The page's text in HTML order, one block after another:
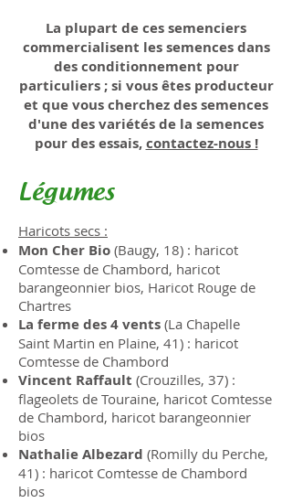
La plupart de ces semenciers
commercialisent les semences dans
des conditionnement pour
particuliers ; si vous êtes producteur
et que vous cherchez des semences
d'une des variétés de la semences
pour des essais,contactez-nous !
Légumes
Haricots secs :
Mon Cher Bio (Baugy, 18) : haricot
Comtesse de Chambord, haricot
barangeonnier bios, Haricot Rouge de
Chartres
La ferme des 4 vents (La Chapelle
Saint Martin en Plaine, 41) : haricot
Comtesse de Chambord
Vincent Raffault (Crouzilles, 37) :
flageolets de Touraine, haricot Comtesse
de Chambord, haricot barangeonnier
bios
Nathalie Albezard (Romilly du Perche,
41) : haricot Comtesse de Chambord
bios